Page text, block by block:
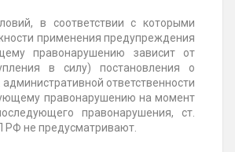
в соответствии с которыми
применения предупреждения
правонарушению зависит от
в силу) постановления о
ответственности
правонарушению на момент
правонарушения, ст.
РФ не предусматривают.